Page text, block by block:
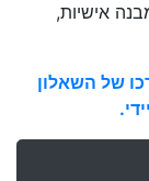
אישיות,
של השאלון